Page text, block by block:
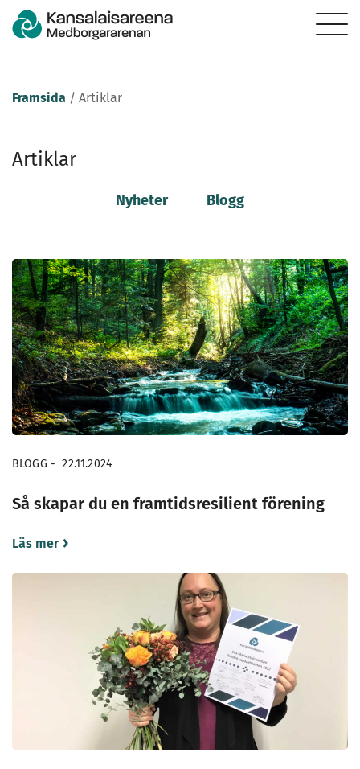
Framsida / Artiklar
Artiklar
Nyheter Blogg
BLOGG - 22.11.2024
Så skapar du en framtidsresilient förening
Läs mer